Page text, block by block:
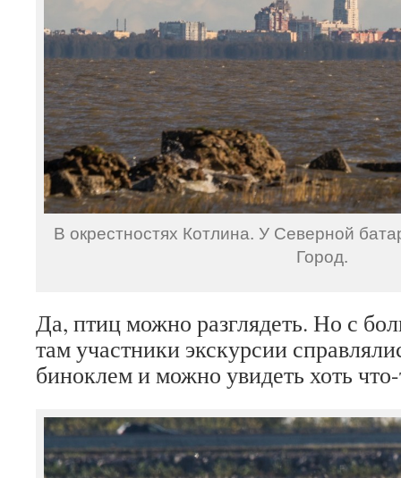
В окрестностях Котлина. У Северной
Город.
Да, птиц можно разглядеть. Но с
там участники экскурсии
биноклем и можно увидеть хоть